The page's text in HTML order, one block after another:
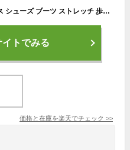
スニーカーブーツ [I2193] レディース シューズ ブーツ ストレッチ 歩きやすい スニーカーソール スニーカー ヒール ブーツ ショートブーツ ショート丈 サイドジップ 厚底 ストレッチブーツ ソックスブーツ 黒 ベージュ 30代 40代 50代
トでみる
価格と在庫を楽天でチェック >>